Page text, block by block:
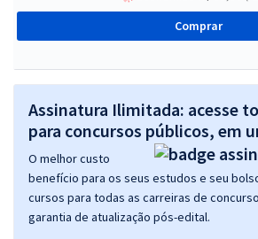
Comprar
Assinatura Ilimitada: acesse
para concursos públicos, em
O melhor custo
benefício para os seus estudos e seu
cursos para todas as carreiras de
garantia de atualização pós-edital.